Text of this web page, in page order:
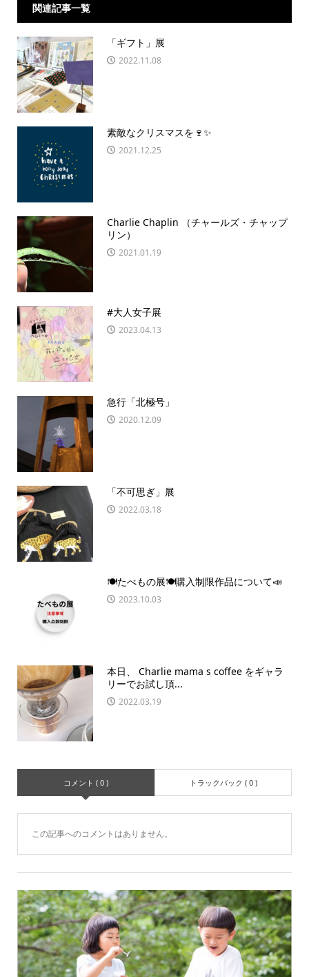
関連記事一覧
「ギフト」展
2022.11.08
素敵なクリスマスを🍷✨
2021.12.25
Charlie Chaplin （チャールズ・チャップ
リン）
2021.01.19
#大人女子展
2023.04.13
急行「北極号」
2020.12.09
「不可思ぎ」展
2022.03.18
🍽️たべもの展🍽️購入制限作品について📣
2023.10.03
本日、 Charlie mama s coffee をギャラ
リーでお試し頂...
2022.03.19
コメント ( 0 ) トラックバック ( 0 )
この記事へのコメントはありません。